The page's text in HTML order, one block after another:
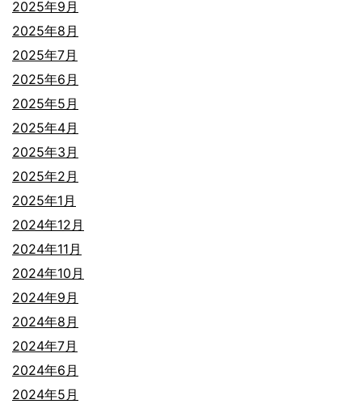
2025年9月
2025年8月
2025年7月
2025年6月
2025年5月
2025年4月
2025年3月
2025年2月
2025年1月
2024年12月
2024年11月
2024年10月
2024年9月
2024年8月
2024年7月
2024年6月
2024年5月